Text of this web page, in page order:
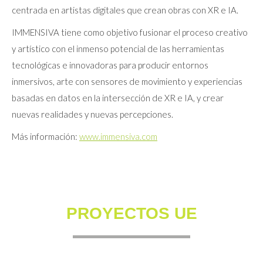
centrada en artistas digitales que crean obras con XR e IA.
IMMENSIVA tiene como objetivo fusionar el proceso creativo
y artístico con el inmenso potencial de las herramientas
tecnológicas e innovadoras para producir entornos
inmersivos, arte con sensores de movimiento y experiencias
basadas en datos en la intersección de XR e IA, y crear
nuevas realidades y nuevas percepciones.
Más información: www.immensiva.com
PROYECTOS UE